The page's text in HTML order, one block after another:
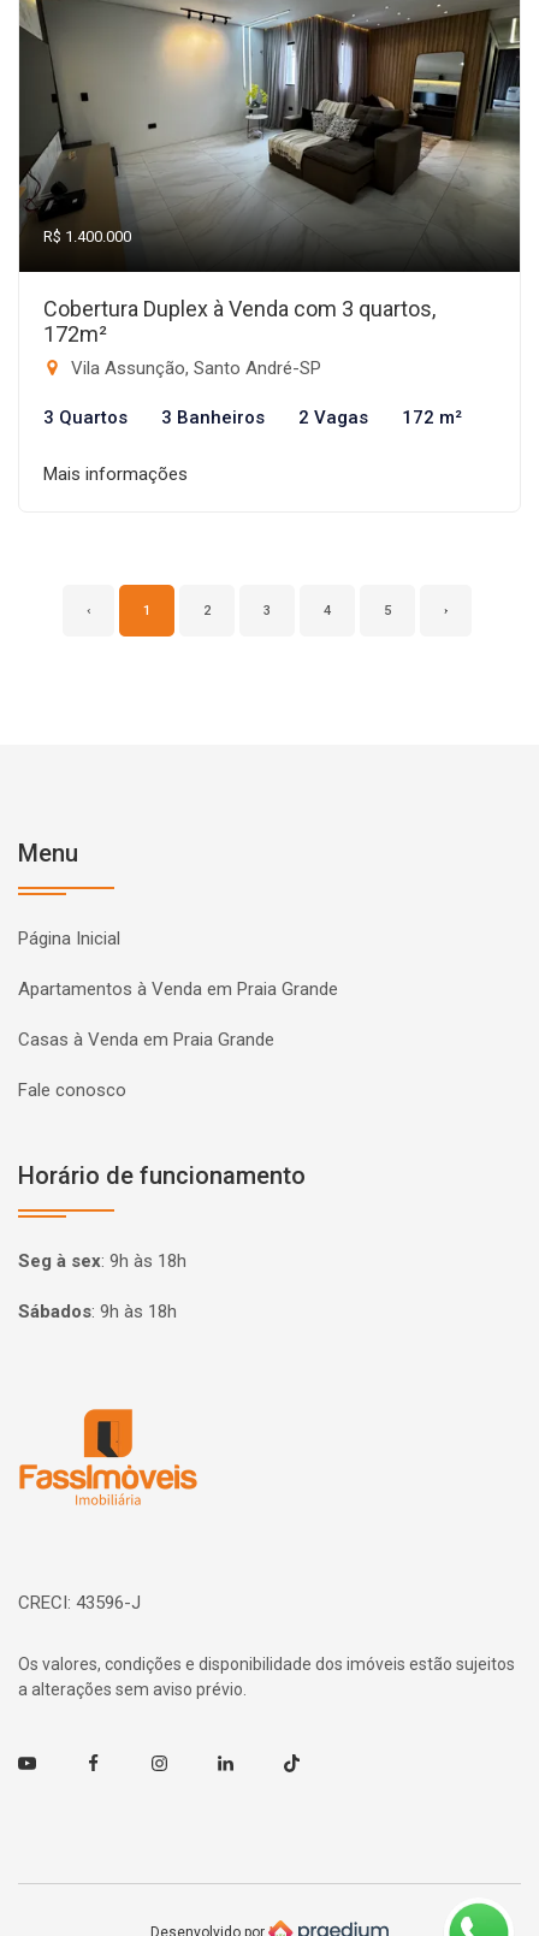
R$ 1.400.000
Cobertura Duplex à Venda com 3 quartos,
172m²
Vila Assunção, Santo André-SP
3 Quartos 3 Banheiros 2 Vagas 172 m²
Mais informações
‹ 1 2 3 4 5 ›
Menu
Página Inicial
Apartamentos à Venda em Praia Grande
Casas à Venda em Praia Grande
Fale conosco
Horário de funcionamento
Seg à sex: 9h às 18h
Sábados: 9h às 18h
CRECI: 43596-J
Os valores, condições e disponibilidade dos imóveis estão sujeitos
a alterações sem aviso prévio.
Youtube FacebookInstagramLinkedin TikTok
Desenvolvido por